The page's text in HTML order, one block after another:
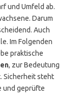
und Umfeld ab.
Darum
Auch
Im Folgenden
praktische
, zur Bedeutung
. Sicherheit steht
und geprüfte